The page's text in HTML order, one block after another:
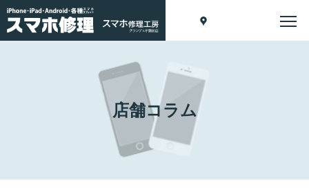
店舗コラム